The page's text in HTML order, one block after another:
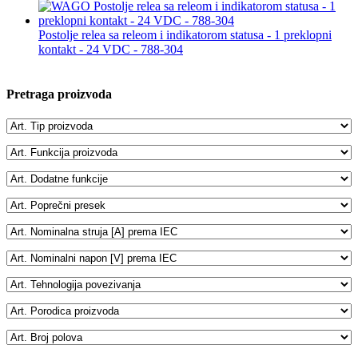
Postolje relea sa releom i indikatorom statusa - 1 preklopni
kontakt - 24 VDC - 788-304
Pretraga proizvoda